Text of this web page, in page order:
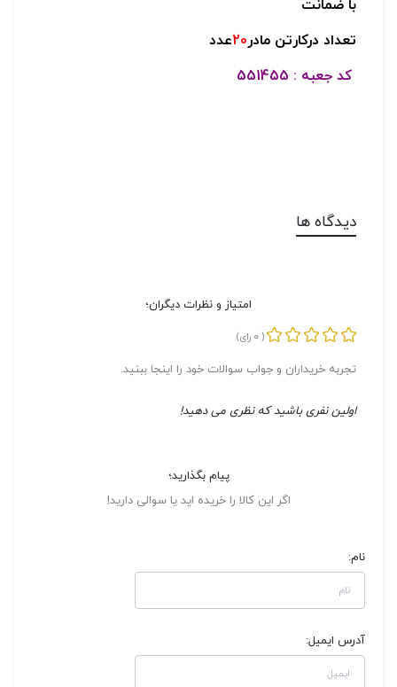
با ضمانت
تعداد درکارتن مادر20عدد
کد جعبه : 551455
دیدگاه ها
امتیاز و نظرات دیگران؛
(
0 رای)
تجربه خریداران و جواب سوالات خود را اینجا ببنید.
اولین نفری باشید که نظری می دهید!
پیام بگذارید؛
اگر این کالا را خریده اید یا سوالی دارید!
نام:
آدرس ایمیل: